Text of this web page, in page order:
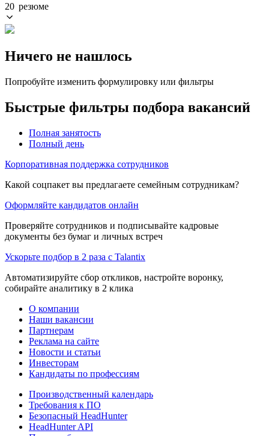
20 резюме
Ничего не нашлось
Попробуйте изменить формулировку или фильтры
Быстрые фильтры подбора вакансий
Полная занятость
Полный день
Корпоративная поддержка сотрудников
Какой соцпакет вы предлагаете семейным сотрудникам?
Оформляйте кандидатов онлайн
Проверяйте сотрудников и подписывайте кадровые
документы без бумаг и личных встреч
Ускорьте подбор в 2 раза с Talantix
Автоматизируйте сбор откликов, настройте воронку,
собирайте аналитику в 2 клика
О компании
Наши вакансии
Партнерам
Реклама на сайте
Новости и статьи
Инвесторам
Кандидаты по профессиям
Производственный календарь
Требования к ПО
Безопасный HeadHunter
HeadHunter API